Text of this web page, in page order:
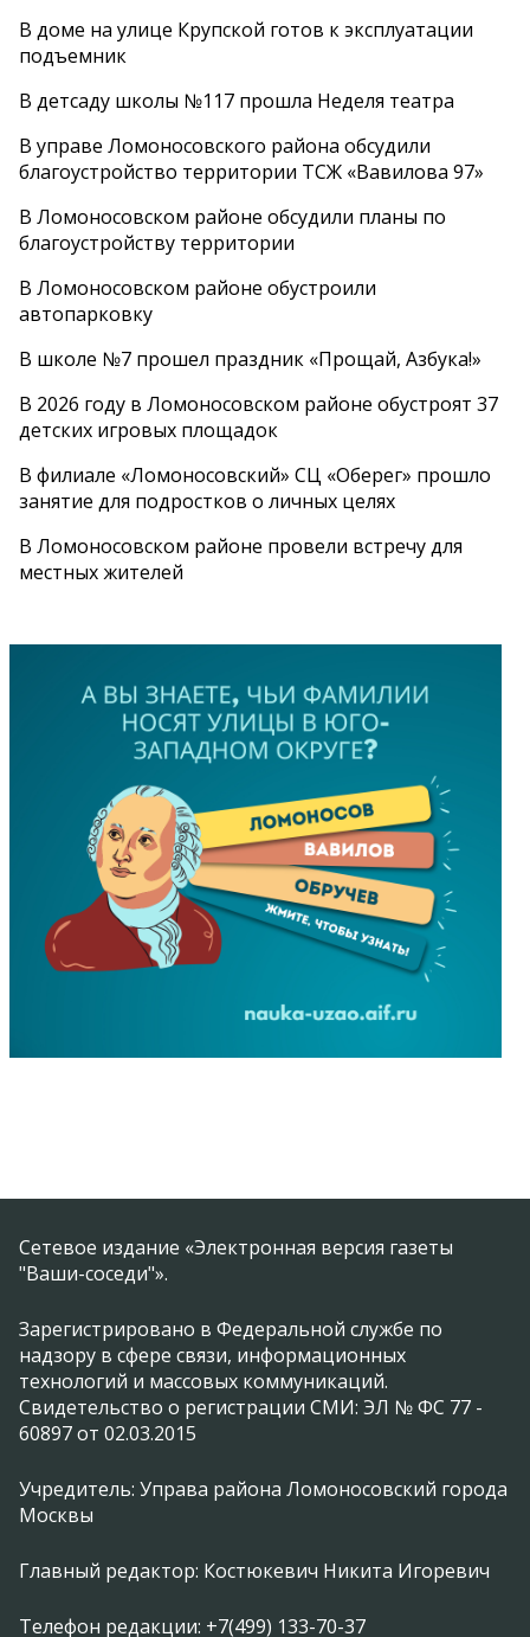
В доме на улице Крупской готов к эксплуатации
подъемник
В детсаду школы №117 прошла Неделя театра
В управе Ломоносовского района обсудили
благоустройство территории ТСЖ «Вавилова 97»
В Ломоносовском районе обсудили планы по
благоустройству территории
В Ломоносовском районе обустроили
автопарковку
В школе №7 прошел праздник «Прощай, Азбука!»
В 2026 году в Ломоносовском районе обустроят 37
детских игровых площадок
В филиале «Ломоносовский» СЦ «Оберег» прошло
занятие для подростков о личных целях
В Ломоносовском районе провели встречу для
местных жителей
Сетевое издание «Электронная версия газеты
"Ваши-соседи"».
Зарегистрировано в Федеральной службе по
надзору в сфере связи, информационных
технологий и массовых коммуникаций.
Свидетельство о регистрации СМИ: ЭЛ № ФС 77 -
60897 от 02.03.2015
Учредитель: Управа района Ломоносовский города
Москвы
Главный редактор: Костюкевич Никита Игоревич
Телефон редакции: +7(499) 133-70-37